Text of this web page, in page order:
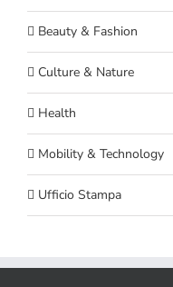
Beauty & Fashion
Culture & Nature
Health
Mobility & Technology
Ufficio Stampa